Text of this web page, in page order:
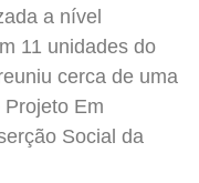
a nível
11 unidades do
cerca de uma
Em
Social da